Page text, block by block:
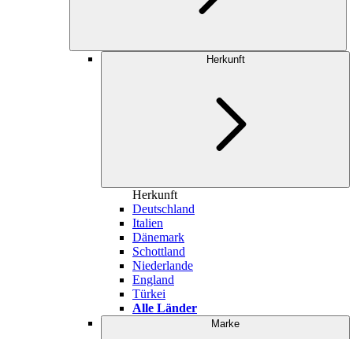
Herkunft
Herkunft
Deutschland
Italien
Dänemark
Schottland
Niederlande
England
Türkei
Alle Länder
Marke